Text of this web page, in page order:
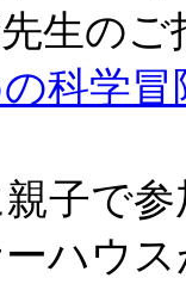
生の
の科学
子で
ハウ